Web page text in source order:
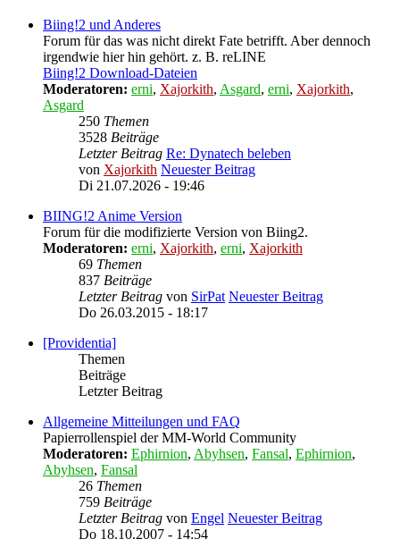
Biing!2 und Anderes
Forum für das was nicht direkt Fate betrifft. Aber dennoch
irgendwie hier hin gehört. z. B. reLINE
Biing!2 Download-Dateien
Moderatoren: erni, Xajorkith, Asgard, erni, Xajorkith,
Asgard
250 Themen
3528 Beiträge
Letzter Beitrag Re: Dynatech beleben
von Xajorkith Neuester Beitrag
Di 21.07.2026 - 19:46
BIING!2 Anime Version
Forum für die modifizierte Version von Biing2.
Moderatoren: erni, Xajorkith, erni, Xajorkith
69 Themen
837 Beiträge
Letzter Beitrag von SirPat Neuester Beitrag
Do 26.03.2015 - 18:17
[Providentia]
Themen
Beiträge
Letzter Beitrag
Allgemeine Mitteilungen und FAQ
Papierrollenspiel der MM-World Community
Moderatoren: Ephirnion, Abyhsen, Fansal, Ephirnion,
Abyhsen, Fansal
26 Themen
759 Beiträge
Letzter Beitrag von Engel Neuester Beitrag
Do 18.10.2007 - 14:54